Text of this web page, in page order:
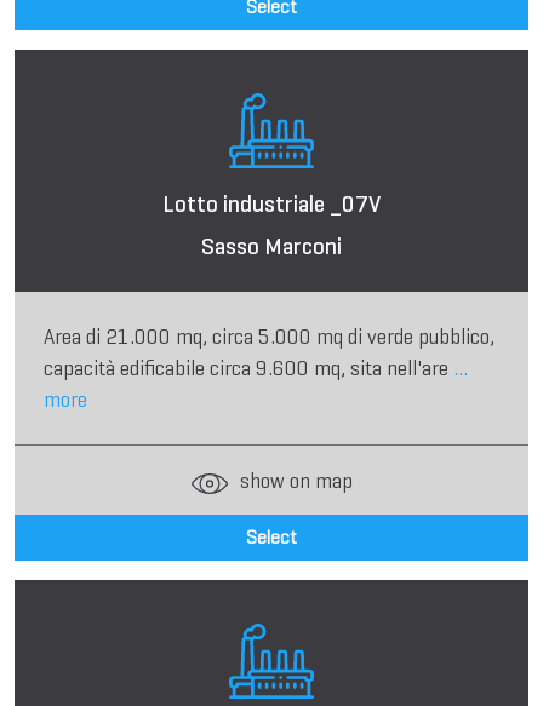
Select
Lotto industriale _07V
Sasso Marconi
Area di 21.000 mq, circa 5.000 mq di verde pubblico,
capacità edificabile circa 9.600 mq, sita nell'are ...
more
show on map
Select